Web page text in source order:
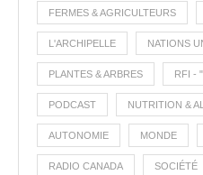
FERMES & AGRICULTEURS
L'ARCHIPELLE NATIONS
PLANTES & ARBRES RFI -
PODCAST NUTRITION &
AUTONOMIE MONDE
RADIO CANADA SOCIÉTÉ